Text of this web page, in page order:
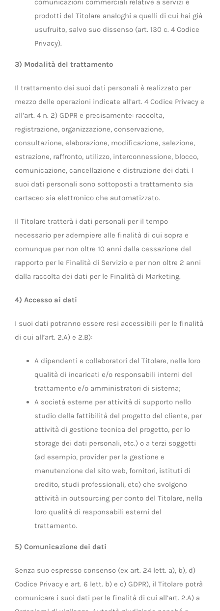
comunicazioni commerciali relative a servizi e
prodotti del Titolare analoghi a quelli di cui hai già
usufruito, salvo suo dissenso (art. 130 c. 4 Codice
Privacy).
3) Modalità del trattamento
Il trattamento dei suoi dati personali è realizzato per
mezzo delle operazioni indicate all’art. 4 Codice Privacy e
all’art. 4 n. 2) GDPR e precisamente: raccolta,
registrazione, organizzazione, conservazione,
consultazione, elaborazione, modificazione, selezione,
estrazione, raffronto, utilizzo, interconnessione, blocco,
comunicazione, cancellazione e distruzione dei dati. I
suoi dati personali sono sottoposti a trattamento sia
cartaceo sia elettronico che automatizzato.
Il Titolare tratterà i dati personali per il tempo
necessario per adempiere alle finalità di cui sopra e
comunque per non oltre 10 anni dalla cessazione del
rapporto per le Finalità di Servizio e per non oltre 2 anni
dalla raccolta dei dati per le Finalità di Marketing.
4) Accesso ai dati
I suoi dati potranno essere resi accessibili per le finalità
di cui all’art. 2.A) e 2.B):
A dipendenti e collaboratori del Titolare, nella loro
qualità di incaricati e/o responsabili interni del
trattamento e/o amministratori di sistema;
A società esterne per attività di supporto nello
studio della fattibilità del progetto del cliente, per
attività di gestione tecnica del progetto, per lo
storage dei dati personali, etc.) o a terzi soggetti
(ad esempio, provider per la gestione e
manutenzione del sito web, fornitori, istituti di
credito, studi professionali, etc) che svolgono
attività in outsourcing per conto del Titolare, nella
loro qualità di responsabili esterni del
trattamento.
5) Comunicazione dei dati
Senza suo espresso consenso (ex art. 24 lett. a), b), d)
Codice Privacy e art. 6 lett. b) e c) GDPR), il Titolare potrà
comunicare i suoi dati per le finalità di cui all’art. 2.A) a